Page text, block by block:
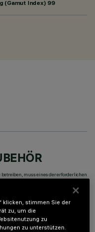
(Gamut Index) 99
muss eines der erforderlichen
klicken, stimmen Sie der
zu, um die
zu
zu unterstützen.